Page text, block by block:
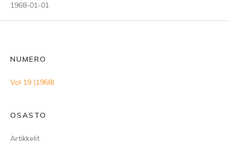
1968-01-01
NUMERO
Vol 19 (1968)
OSASTO
Artikkelit